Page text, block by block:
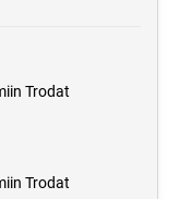
Trodat
Trodat